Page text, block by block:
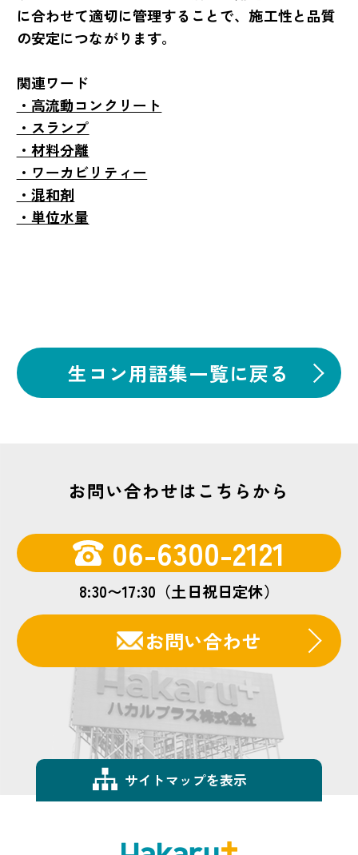
に合わせて適切に管理することで、施工性と品質
の安定につながります。
関連ワード
・高流動コンクリート
・スランプ
・材料分離
・ワーカビリティー
・混和剤
・単位水量
生コン用語集一覧に戻る
お問い合わせはこちらから
06-6300-2121
8:30〜17:30（土日祝日定休）
お問い合わせ
サイトマップを表示